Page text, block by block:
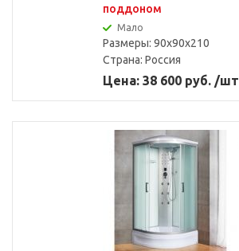
поддоном
Мало
Размеры: 90x90x210
Страна: Россия
Цена: 38 600 руб. /шт